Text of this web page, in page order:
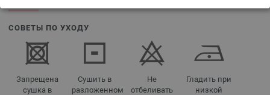
СОВЕТЫ ПО УХОДУ
Запрещена
сушка в
Сушить в
разложенном
Не
отбеливать
Гладить при
низкой